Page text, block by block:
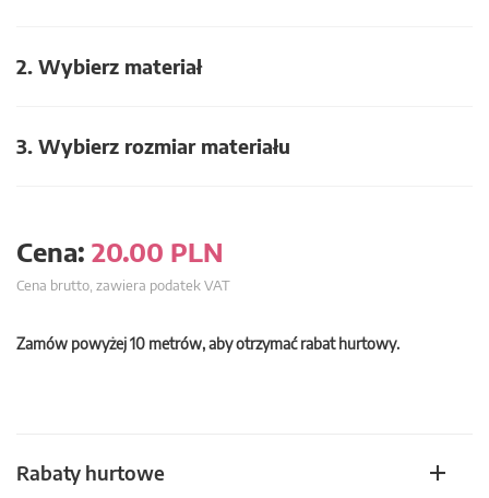
2. Wybierz materiał
3. Wybierz rozmiar materiału
Cena: 20.00 PLN
Cena brutto, zawiera podatek VAT
Zamów powyżej 10 metrów, aby otrzymać rabat hurtowy.
Rabaty hurtowe